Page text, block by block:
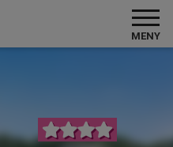
MENY